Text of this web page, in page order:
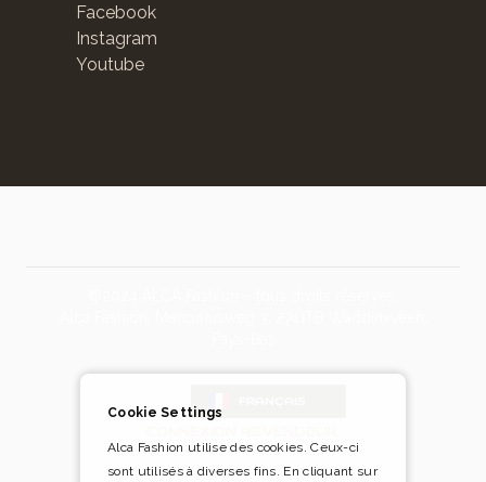
Facebook
Instagram
Youtube
Cookie Settings
Alca Fashion utilise des cookies. Ceux-ci
sont utilisés à diverses fins. En cliquant sur